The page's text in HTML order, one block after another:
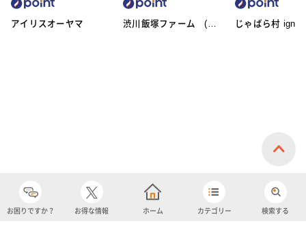
アイリスオーヤマ
渋川飯塚ファーム (ア
じゃばら村
お困りですか？ お得な情報 ホーム カテゴリー 検索する